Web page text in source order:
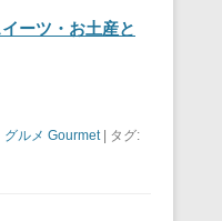
ーツ・お土産と
グルメ Gourmet| タグ: